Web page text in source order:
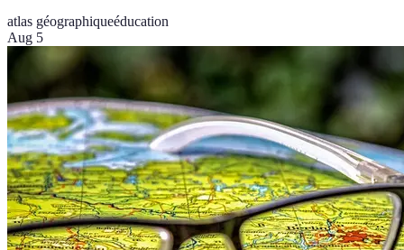
atlas géographiqueéducation
Aug 5